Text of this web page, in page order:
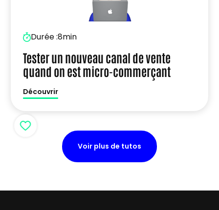
Durée :8min
Tester un nouveau canal de vente
quand on est micro-commerçant
Découvrir
Voir plus de tutos